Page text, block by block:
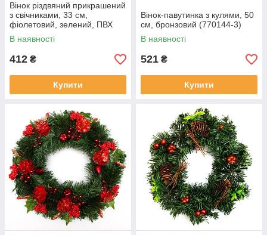
Вінок різдвяний прикрашений
з свічниками, 33 см,
фіолетовий, зелений, ПВХ
(471041-3)
В наявності
412 ₴
Купити
Вінок-павутинка з кулями, 50
см, бронзовий (770144-3)
В наявності
521 ₴
Купити